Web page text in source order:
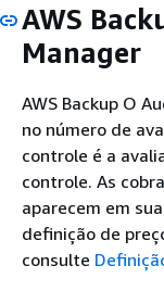
AWS
Manager
AWS Backup O
no número de
controle é a
controle. As
aparecem em
definição de
consulte